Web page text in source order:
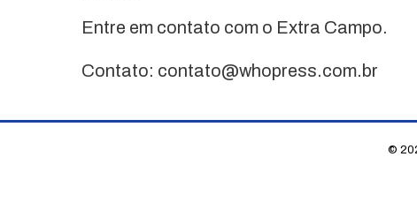
Entre em contato com o Extra Campo.
Contato: contato@whopress.com.br
©